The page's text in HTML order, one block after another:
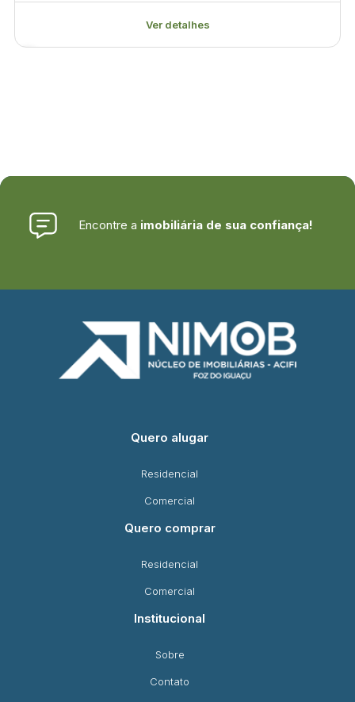
Ver detalhes
Encontre a imobiliária de sua confiança!
Quero alugar
Residencial
Comercial
Quero comprar
Residencial
Comercial
Institucional
Sobre
Contato